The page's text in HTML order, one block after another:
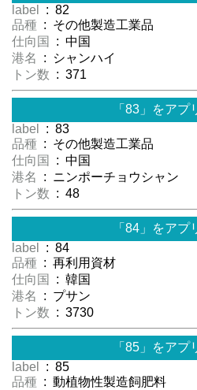
label
: 82
品種 : その他製造工業品
仕向国
: 中国
港名
: シャンハイ
トン数 : 371
「83」をアプ
label
: 83
品種 : その他製造工業品
仕向国
: 中国
港名
: ニンポーチョウシャン
トン数 : 48
「84」をアプ
label
: 84
品種 : 再利用資材
仕向国
: 韓国
港名
: プサン
トン数 : 3730
「85」をアプ
label
: 85
品種 : 動植物性製造飼肥料